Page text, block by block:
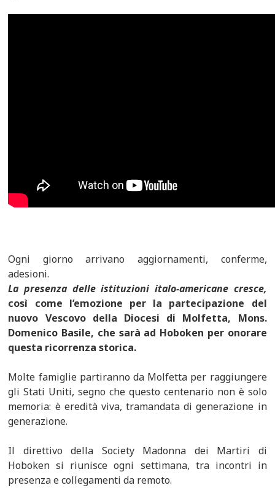
Ogni giorno arrivano aggiornamenti, conferme,
adesioni.
La presenza delle istituzioni italo-americane cresce,
così come l’emozione per la partecipazione del
nuovo Vescovo della Diocesi di Molfetta, Mons.
Domenico Basile, che sarà ad Hoboken per onorare
questa ricorrenza storica.
Molte famiglie partiranno da Molfetta per raggiungere
gli Stati Uniti, segno che questo centenario non è solo
memoria: è eredità viva, tramandata di generazione in
generazione.
Il direttivo della Society Madonna dei Martiri di
Hoboken si riunisce ogni settimana, tra incontri in
presenza e collegamenti da remoto.